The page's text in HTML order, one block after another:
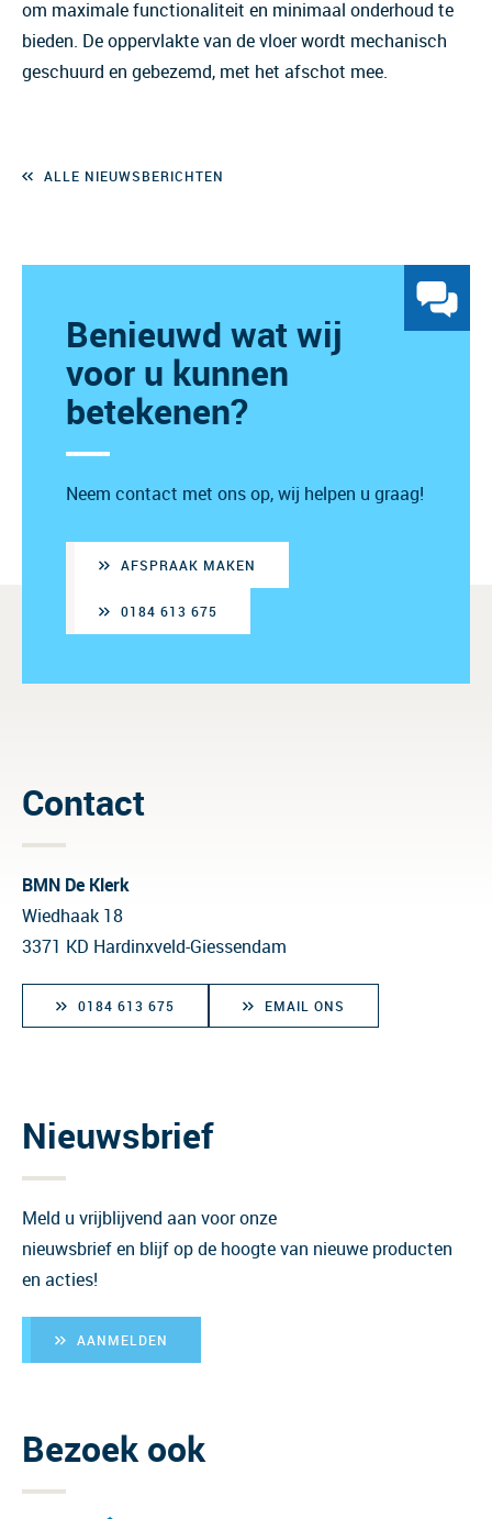
om maximale functionaliteit en minimaal onderhoud te
bieden. De oppervlakte van de vloer wordt mechanisch
geschuurd en gebezemd, met het afschot mee.
ALLE NIEUWSBERICHTEN
Benieuwd wat wij
voor u kunnen
betekenen?
Neem contact met ons op, wij helpen u graag!
AFSPRAAK MAKEN
0184 613 675
Contact
BMN De Klerk
Wiedhaak 18
3371 KD Hardinxveld-Giessendam
0184 613 675 EMAIL ONS
Nieuwsbrief
Meld u vrijblijvend aan voor onze
nieuwsbrief en blijf op de hoogte van nieuwe producten
en acties!
AANMELDEN
Bezoek ook